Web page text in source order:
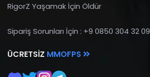
RigorZ Yaşamak İçin Öldür
Sipariş Sorunları İçin : +9 0850 304 32 09
ÜCRETSIZ MMOFPS